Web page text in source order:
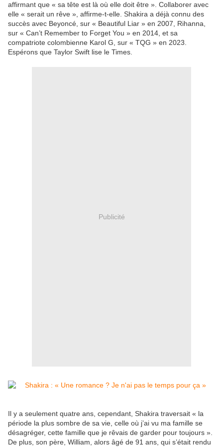
affirmant que « sa tête est là où elle doit être ». Collaborer avec
elle « serait un rêve », affirme-t-elle. Shakira a déjà connu des
succès avec Beyoncé, sur « Beautiful Liar » en 2007, Rihanna,
sur « Can’t Remember to Forget You » en 2014, et sa
compatriote colombienne Karol G, sur « TQG » en 2023.
Espérons que Taylor Swift lise le Times.
Publicité
Il y a seulement quatre ans, cependant, Shakira traversait « la
période la plus sombre de sa vie, celle où j’ai vu ma famille se
désagréger, cette famille que je rêvais de garder pour toujours ».
De plus, son père, William, alors âgé de 91 ans, qui s’était rendu